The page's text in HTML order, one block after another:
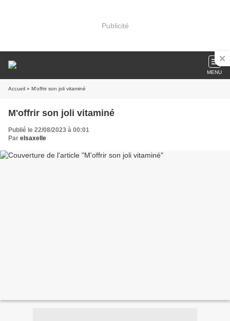
Publicité
MENU
Accueil » M'offrir son joli vitaminé
M'offrir son joli vitaminé
Publié le 22/08/2023 à 00:01
Par elsaxelle